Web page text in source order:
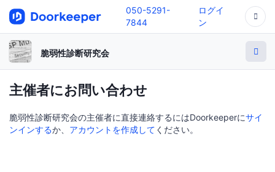
050-5291-
7844
ログイ
ン
脆弱性診断研究会
主催者にお問い合わせ
脆弱性診断研究会の主催者に直接連絡するにはDoorkeeperにサイ
ンインするか、 アカウントを作成して ください。